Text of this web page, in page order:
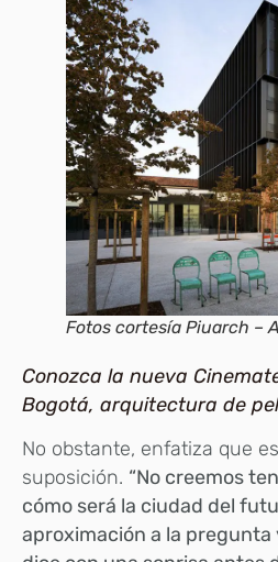
Fotos cortesía Piuarch –
Conozca la nueva
Bogotá, arquitectura de
No obstante, enfatiza que
suposición. “No creemos
cómo será la ciudad del
aproximación a la pregunta